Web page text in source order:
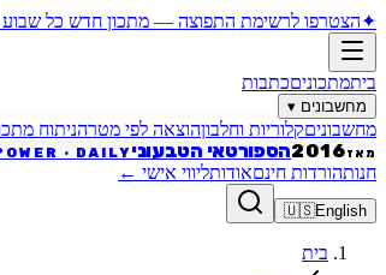
✦הצטרפו לרשימת התפוצה — מתכון חדש כל שבוע
ביתמתכוניםכתבות
מחשבונים ▾
מחשבוניםקלוריות וחלבוןהוצאה לפי מטרהניתוח
מאז2016הספורטאי הטבעוני· DAILY
חנותהורדות חינםאודותליווי אישי ←
🇺🇸English
בית